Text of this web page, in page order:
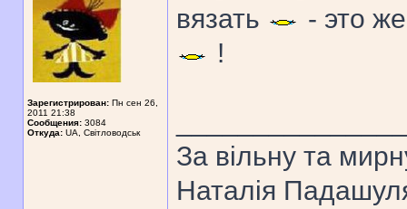
Зарегистрирован: Пн сен 26,
2011 21:38
Сообщения: 3084
Откуда: UA, Свiтловодськ
вязать
- это
!
За вiльну та
Наталiя